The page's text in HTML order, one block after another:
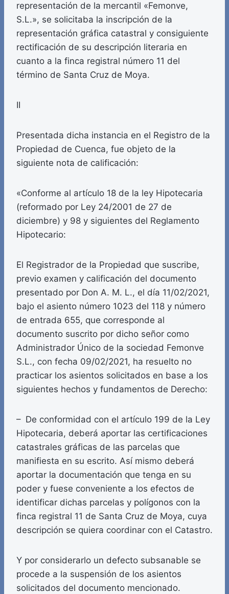
representación de la mercantil «Femonve,
S.L.», se solicitaba la inscripción de la
representación gráfica catastral y consiguiente
rectificación de su descripción literaria en
cuanto a la finca registral número 11 del
término de Santa Cruz de Moya.
II
Presentada dicha instancia en el Registro de la
Propiedad de Cuenca, fue objeto de la
siguiente nota de calificación:
«Conforme al artículo 18 de la ley Hipotecaria
(reformado por Ley 24/2001 de 27 de
diciembre) y 98 y siguientes del Reglamento
Hipotecario:
El Registrador de la Propiedad que suscribe,
previo examen y calificación del documento
presentado por Don A. M. L., el día 11/02/2021,
bajo el asiento número 1023 del 118 y número
de entrada 655, que corresponde al
documento suscrito por dicho señor como
Administrador Único de la sociedad Femonve
S.L., con fecha 09/02/2021, ha resuelto no
practicar los asientos solicitados en base a los
siguientes hechos y fundamentos de Derecho:
– De conformidad con el artículo 199 de la Ley
Hipotecaria, deberá aportar las certificaciones
catastrales gráficas de las parcelas que
manifiesta en su escrito. Así mismo deberá
aportar la documentación que tenga en su
poder y fuese conveniente a los efectos de
identificar dichas parcelas y polígonos con la
finca registral 11 de Santa Cruz de Moya, cuya
descripción se quiera coordinar con el Catastro.
Y por considerarlo un defecto subsanable se
procede a la suspensión de los asientos
solicitados del documento mencionado.